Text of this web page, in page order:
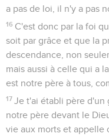
a pas de loi, il n'y a pas
16 C'est donc par la foi
soit par grâce et que la
descendance, non
mais aussi à celle qui a
est notre père à tous,
17 Je t'ai établi père d'un
notre père devant le
vie aux morts et appelle